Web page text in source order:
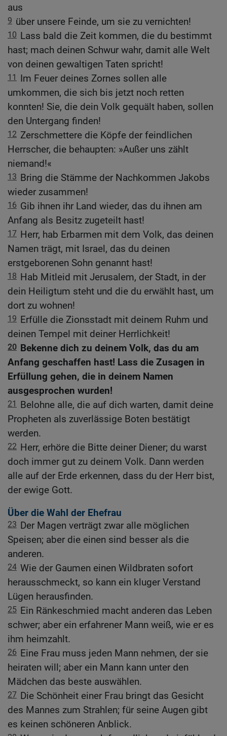
aus
9 über unsere Feinde, um sie zu vernichten!
10 Lass bald die Zeit kommen, die du bestimmt
hast; mach deinen Schwur wahr, damit alle Welt
von deinen gewaltigen Taten spricht!
11
Im Feuer deines Zornes sollen alle
umkommen, die sich bis jetzt noch retten
konnten! Sie, die dein Volk gequält haben, sollen
den Untergang finden!
12 Zerschmettere die Köpfe der feindlichen
Herrscher, die behaupten: »Außer uns zählt
niemand!«
13 Bring die Stämme der Nachkommen Jakobs
wieder zusammen!
16 Gib ihnen ihr Land wieder, das du ihnen am
Anfang als Besitz zugeteilt hast!
17 Herr, hab Erbarmen mit dem Volk, das deinen
Namen trägt, mit Israel, das du deinen
erstgeborenen Sohn genannt hast!
18 Hab Mitleid mit Jerusalem, der Stadt, in der
dein Heiligtum steht und die du erwählt hast, um
dort zu wohnen!
19 Erfülle die Zionsstadt mit deinem Ruhm und
deinen Tempel mit deiner Herrlichkeit!
20 Bekenne dich zu deinem Volk, das du am
Anfang geschaffen hast! Lass die Zusagen in
Erfüllung gehen, die in deinem Namen
ausgesprochen wurden!
21
Belohne alle, die auf dich warten, damit deine
Propheten als zuverlässige Boten bestätigt
werden.
22 Herr, erhöre die Bitte deiner Diener; du warst
doch immer gut zu deinem Volk. Dann werden
alle auf der Erde erkennen, dass du der Herr bist,
der ewige Gott.
Über die Wahl der Ehefrau
23 Der Magen verträgt zwar alle möglichen
Speisen; aber die einen sind besser als die
anderen.
24 Wie der Gaumen einen Wildbraten sofort
herausschmeckt, so kann ein kluger Verstand
Lügen herausfinden.
25 Ein Ränkeschmied macht anderen das Leben
schwer; aber ein erfahrener Mann weiß, wie er es
ihm heimzahlt.
26 Eine Frau muss jeden Mann nehmen, der sie
heiraten will; aber ein Mann kann unter den
Mädchen das beste auswählen.
27 Die Schönheit einer Frau bringt das Gesicht
des Mannes zum Strahlen; für seine Augen gibt
es keinen schöneren Anblick.